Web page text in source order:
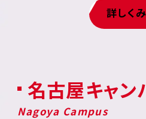
詳しく
名古屋キャン
Nagoya Campus